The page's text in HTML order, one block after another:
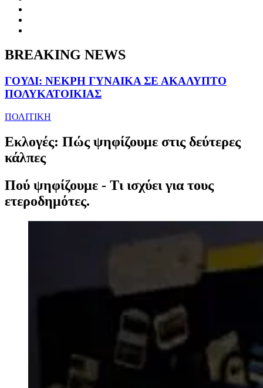
BREAKING NEWS
ΓΟΥΔΙ: ΝΕΚΡΗ ΓΥΝΑΙΚΑ ΣΕ ΑΚΑΛΥΠΤΟ
ΠΟΛΥΚΑΤΟΙΚΙΑΣ
ΠΟΛΙΤΙΚΗ
Εκλογές: Πώς ψηφίζουμε στις δεύτερες
κάλπες
Πού ψηφίζουμε - Τι ισχύει για τους
ετεροδημότες.